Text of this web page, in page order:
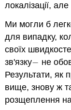
локалізації,
Ми могли б
для випадку,
своїх
зв'язку−
− не
Результати, як
вище, знову ж
розщеплення